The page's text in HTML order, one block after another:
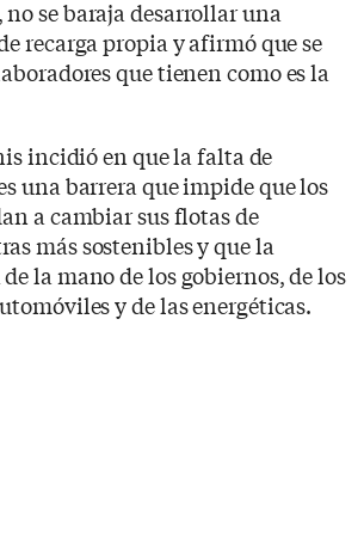
se baraja desarrollar una
recarga propia y afirmó que se
que tienen como es la
incidió en que la falta de
una barrera que impide que los
a cambiar sus flotas de
más sostenibles y que la
la mano de los gobiernos, de los
y de las energéticas.